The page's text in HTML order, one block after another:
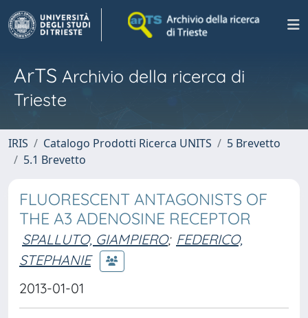
ArTS Archivio della ricerca di
Trieste
IRIS Catalogo Prodotti Ricerca UNITS
5 Brevetto
5.1 Brevetto
FLUORESCENT ANTAGONISTS OF
THE A3 ADENOSINE RECEPTOR
SPALLUTO, GIAMPIERO; FEDERICO,
STEPHANIE
2013-01-01